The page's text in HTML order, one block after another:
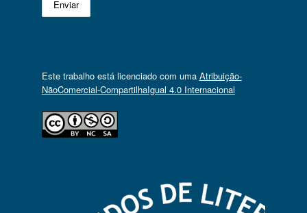
Este trabalho está licenciado com uma Atribuição-
NãoComercial-CompartilhaIgual 4.0 Internacional